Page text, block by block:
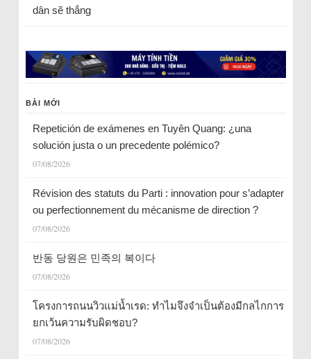
dân sẽ thắng
BÀI MỚI
Repetición de exámenes en Tuyên Quang: ¿una
solución justa o un precedente polémico?
07/08/2026
Révision des statuts du Parti : innovation pour s’adapter
ou perfectionnement du mécanisme de direction ?
07/08/2026
반동 당원은 민족의 복이다
07/08/2026
โครงการถนนวิวแม่น้ำเรด: ทำไมจึงจำเป็นต้องมีกลไกการ
ยกเว้นความรับผิดชอบ?
07/08/2026